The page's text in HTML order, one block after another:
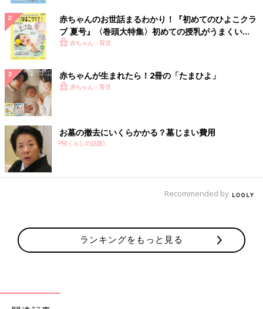
赤ちゃんのお世話まるわかり！『初めてのひよこクラ
ブ 夏号』〈巻頭大特集〉初めての授乳がうまくい
く！ おっぱい・ミルクの基本と夏のトラブル 解決テ
赤ちゃん・育児
赤ちゃんが生まれたら！2冊の「たまひよ」
赤ちゃん・育児
お墓の撤去にいくらかかる？墓じまい費用
PR(くらしの話題)
Recommended by
ランキングをもっと見る